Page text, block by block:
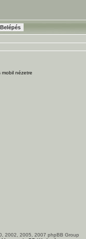
mobil nézetre
2002, 2005, 2007 phpBB Group